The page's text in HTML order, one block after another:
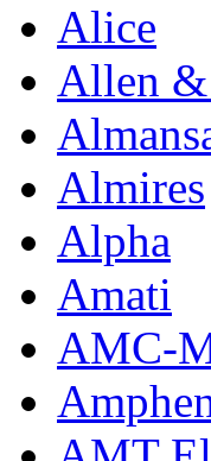
Alice
Allen &
Almires
Alpha
Amati
AMC-